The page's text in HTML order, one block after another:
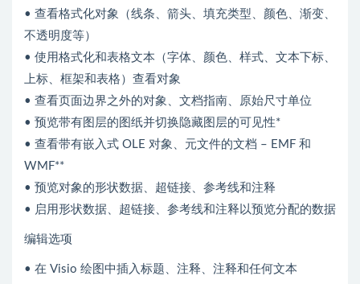
• 查看格式化对象（线条、箭头、填充类型、颜色、渐变、
不透明度等）
• 使用格式化和表格文本（字体、颜色、样式、文本下标、
上标、框架和表格）查看对象
• 查看页面边界之外的对象、文档指南、原始尺寸单位
• 预览带有图层的图纸并切换隐藏图层的可见性*
• 查看带有嵌入式 OLE 对象、元文件的文档 – EMF 和
WMF**
• 预览对象的形状数据、超链接、参考线和注释
• 启用形状数据、超链接、参考线和注释以预览分配的数据
编辑选项
• 在 Visio 绘图中插入标题、注释、注释和任何文本